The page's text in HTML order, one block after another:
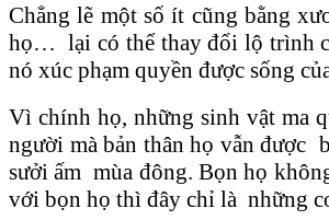
Chẳng lẽ một số ít cũng bằng
họ… lại có thể thay đổi lộ trình
nó xúc phạm quyền được sống
Vì chính họ, những sinh vật ma
người mà bản thân họ vẫn được
sưởi ấm mùa đông. Bọn họ
với bọn họ thì đây chỉ là những